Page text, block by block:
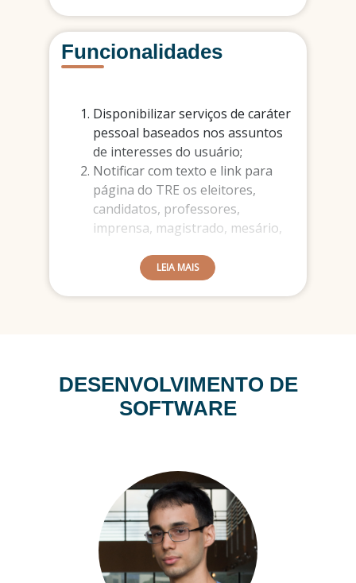
Funcionalidades
Disponibilizar serviços de caráter
pessoal baseados nos assuntos
de interesses do usuário;
Notificar com texto e link para
página do TRE os eleitores,
candidatos, professores,
imprensa, magistrado, mesário,
Permitir que o usuário configure
os grupos de interesse sobre os
segmentada, provenientes da
ASCOM ou outras unidades do
TRE como Corregedoria ou
LEIA MAIS
DESENVOLVIMENTO DE
SOFTWARE